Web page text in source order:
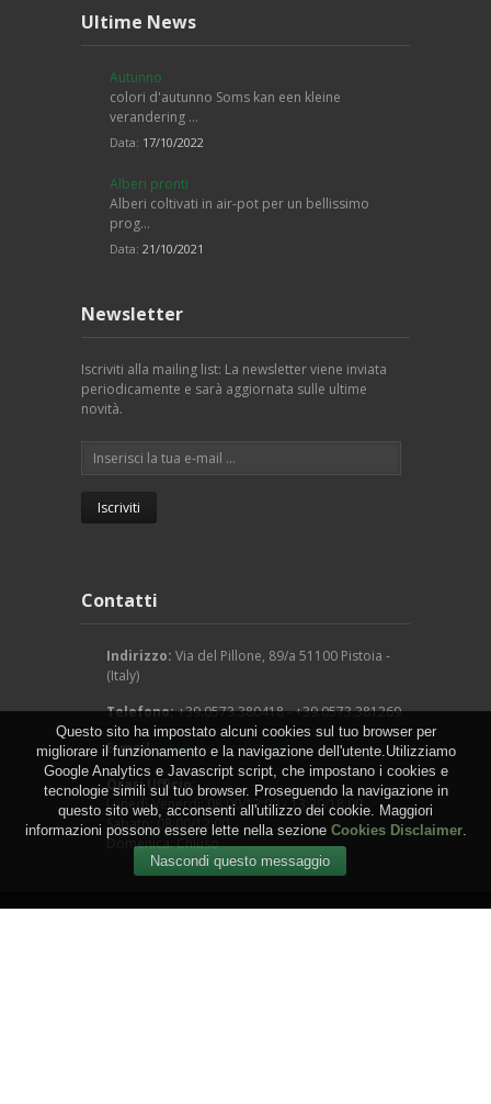
Ultime News
Autunno
colori d'autunno Soms kan een kleine
verandering …
Data: 17/10/2022
Alberi pronti
Alberi coltivati in air-pot per un bellissimo
prog…
Data: 21/10/2021
Newsletter
Iscriviti alla mailing list: La newsletter viene inviata
periodicamente e sarà aggiornata sulle ultime
novità.
Contatti
Indirizzo: Via del Pillone, 89/a 51100 Pistoia -
(Italy)
Telefono:+39.0573.380418 - +39.0573.381269
E-mail:info@arcangeligino.it
Orari Ufficio:
Lunedì-Venerdì: 08:00/12:00 - 13:30/18:00
Sabato: 08:00/12:00
Domenica: Chiuso
Questo sito ha impostato alcuni cookies sul tuo browser per
migliorare il funzionamento e la navigazione dell'utente.Utilizziamo
Google Analytics e Javascript script, che impostano i cookies e
tecnologie simili sul tuo browser. Proseguendo la navigazione in
questo sito web, acconsenti all'utilizzo dei cookie. Maggiori
informazioni possono essere lette nella sezione Cookies Disclaimer.